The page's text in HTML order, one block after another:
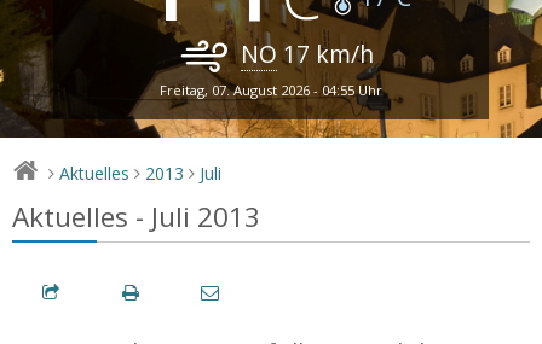
NO 17 km/h
Freitag, 07. August 2026 - 04:55 Uhr
> Aktuelles > 2013 > Juli
Aktuelles - Juli 2013